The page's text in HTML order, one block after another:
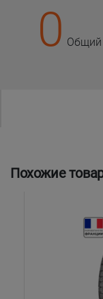
0 Общий
Похожие